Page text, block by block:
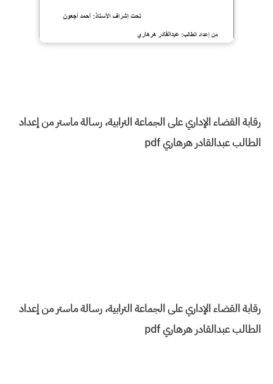
رقابة القضاء الإداري على الجماعة الترابية، رسالة ماستر من إعداد
الطالب عبدالقادر هرهاري pdf
رقابة القضاء الإداري على الجماعة الترابية، رسالة ماستر من إعداد
الطالب عبدالقادر هرهاري pdf